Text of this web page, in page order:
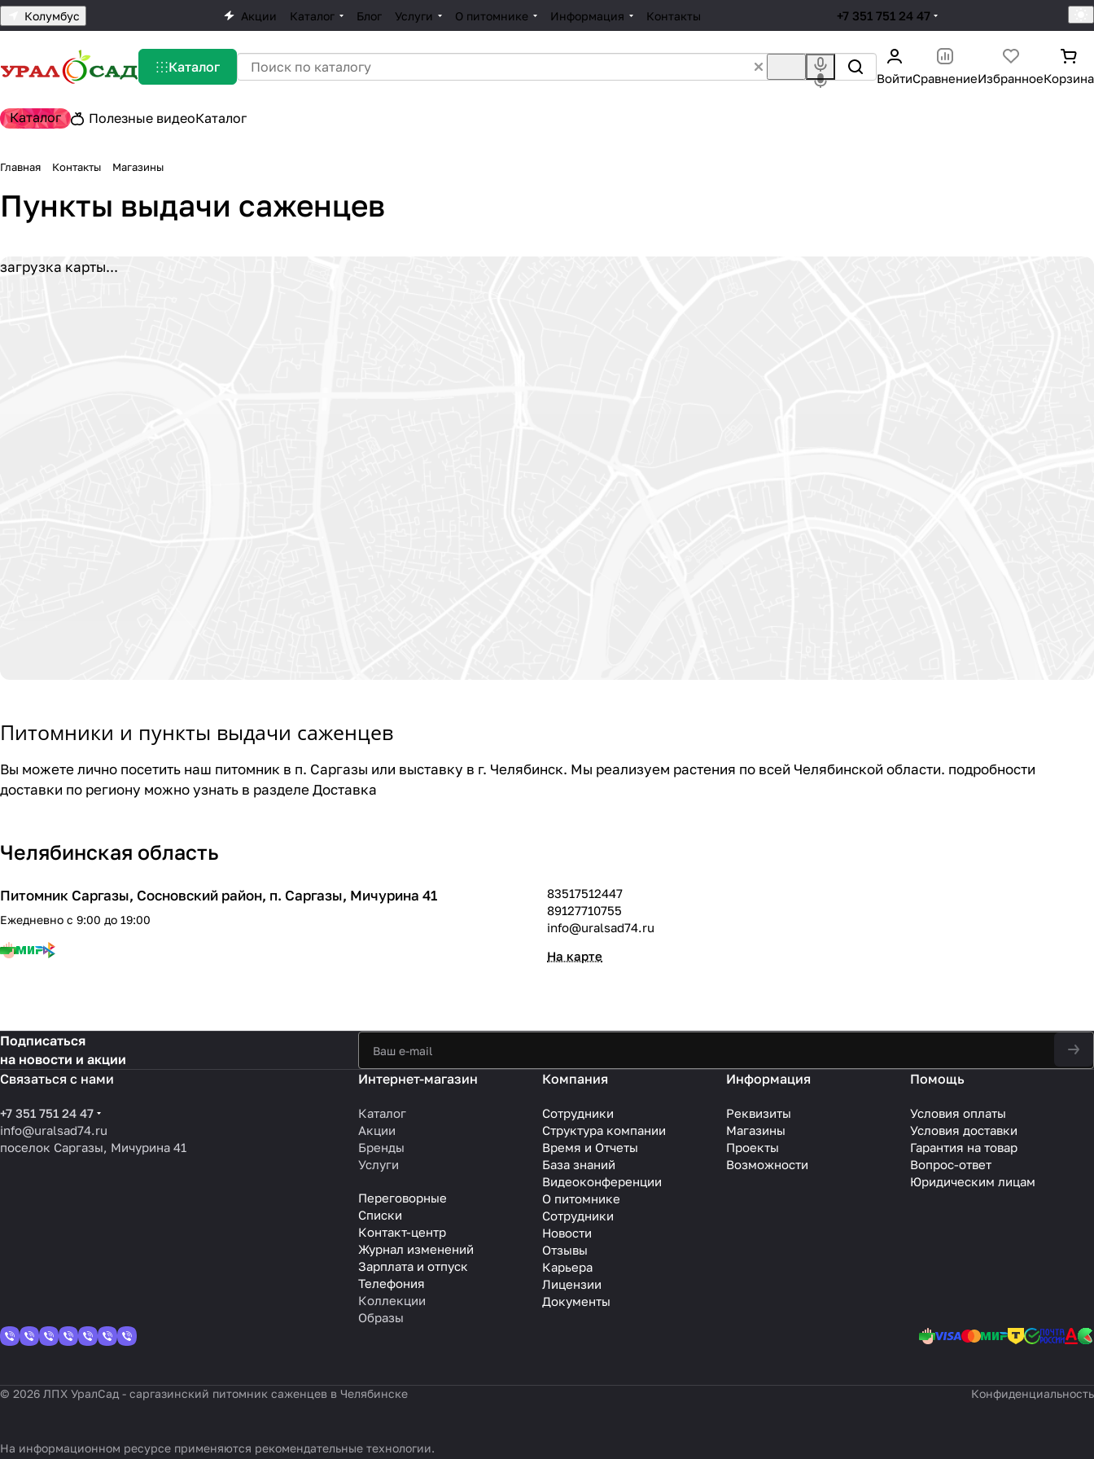
Колумбус Акции Каталог Блог Услуги О питомнике Информация Контакты +7 351 751 24 47
Каталог
ВойтиСравнениеИзбранноеКорзина
Каталог Полезные видеоКаталог
Главная Контакты Магазины
Пункты выдачи саженцев
загрузка карты...
Питомники и пункты выдачи саженцев
Вы можете лично посетить наш питомник в п. Саргазы или выставку в г. Челябинск. Мы реализуем растения по всей Челябинской области. подробности
доставки по региону можно узнать в разделе Доставка
Челябинская область
Питомник Саргазы, Сосновский район, п. Саргазы, Мичурина 41
Ежедневно с 9:00 до 19:00
83517512447
89127710755
info@uralsad74.ru
На карте
Подписаться
на новости и акции
Связаться с нами
+7 351 751 24 47
info@uralsad74.ru
поселок Саргазы, Мичурина 41
Интернет-магазин
Каталог
Акции
Бренды
Услуги
Переговорные
Списки
Контакт-центр
Журнал изменений
Зарплата и отпуск
Телефония
Коллекции
Образы
Компания
Сотрудники
Структура компании
Время и Отчеты
База знаний
Видеоконференции
О питомнике
Сотрудники
Новости
Отзывы
Карьера
Лицензии
Документы
Информация
Реквизиты
Магазины
Проекты
Возможности
Помощь
Условия оплаты
Условия доставки
Гарантия на товар
Вопрос-ответ
Юридическим лицам
© 2026 ЛПХ УралСад - саргазинский питомник саженцев в Челябинске Конфиденциальность
На информационном ресурсе применяются рекомендательные технологии.